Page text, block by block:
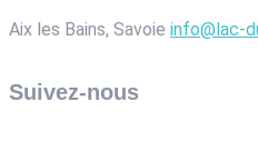
Aix les Bains, Savoie info@lac-
Suivez-nous